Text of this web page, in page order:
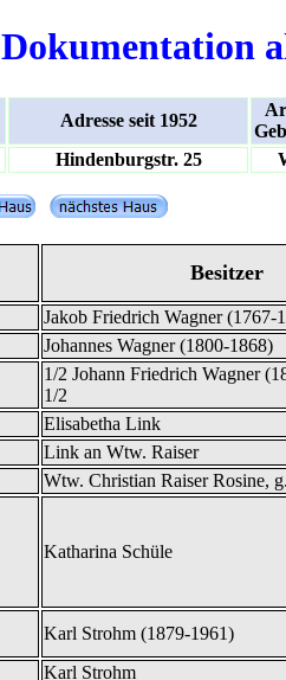
Dokumentation
Adresse seit 1952
Hindenburgstr. 25
Besitzer
Jakob Friedrich Wagner (1767-
Johannes Wagner (1800-1868)
1/2 Johann Friedrich Wagner
1/2
Elisabetha Link
Link an Wtw. Raiser
Wtw. Christian Raiser Rosine,
Katharina Schüle
Karl Strohm (1879-1961)
Karl Strohm